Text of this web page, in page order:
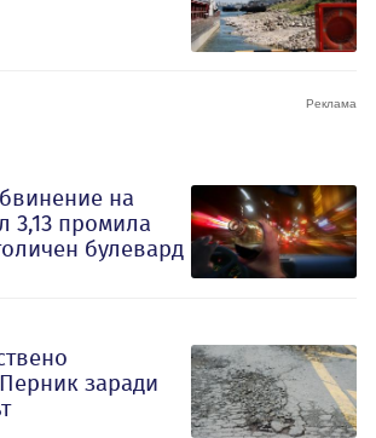
на
промила
булевард
заради